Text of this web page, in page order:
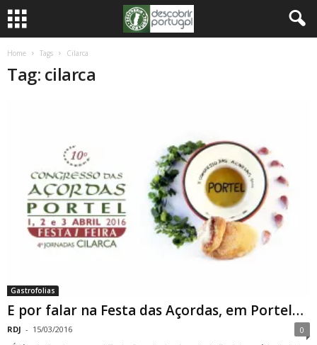
Home Tags Cilarca
Tag: cilarca
Gastrofolias
E por falar na Festa das Açordas, em Portel…
RDJ - 15/03/2016 0